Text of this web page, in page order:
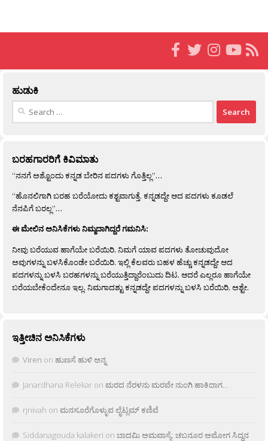
ಹುಡುಕಿ
Search
ಬರಹಗಾರರಿಗೆ ಕಿವಿಮಾತು
“ನನಗೆ ಅಶ್ಟೊಂದು ಕನ್ನಡ ಬೇರಿನ ಪದಗಳು ಗೊತ್ತಿಲ್ಲ”…
“ಹೊನಲಿಗಾಗಿ ಬರಹ ಬರೆಯೋದು ಕಶ್ಟವಾಗುತ್ತೆ. ಕನ್ನಡದ್ದೇ ಆದ ಪದಗಳು ಕೂಡಲೆ
ನೆನಪಿಗೆ ಬರಲ್ಲ”…
ಈ ಮೇಲಿನ ಅನಿಸಿಕೆಗಳು ನಿಮ್ಮದಾಗಿದ್ದರೆ ಗಮನಿಸಿ:
ನೀವು ಬರೆಯುವ ಹಾಗೆಯೇ ಬರೆಯಿರಿ. ನಿಮಗೆ ಯಾವ ಪದಗಳು ತೋಚುವುದೋ
ಅವುಗಳನ್ನು ಬಳಸಿಕೊಂಡೇ ಬರೆಯಿರಿ. ಇಲ್ಲಿ ಕೆಲವರು ಬಹಳ ಹೆಚ್ಚು ಕನ್ನಡದ್ದೇ ಆದ
ಪದಗಳನ್ನು ಬಳಸಿ ಬರಹಗಳನ್ನು ಬರೆಯುತ್ತಿದ್ದಾರೆಂಬುದು ದಿಟ. ಆದರೆ ಎಲ್ಲರೂ ಹಾಗೆಯೇ
ಬರೆಯಬೇಕೆಂದೇನೂ ಇಲ್ಲ. ನಿಮಗಾದಶ್ಟು ಕನ್ನಡದ್ದೇ ಪದಗಳನ್ನು ಬಳಸಿ ಬರೆಯಿರಿ, ಅಶ್ಟೇ.
ಇತ್ತೀಚಿನ ಅನಿಸಿಕೆಗಳು
Viren on ಹುಣಸೆ ಹುಳಿ ಅನ್ನ
Janardhana Relekar on ಮರದ ನೆರಳನು ಮರವೇ ನುಂಗಿ ಹಾಕಿದಾಗ…
rjnivah on ಮನಸೂರೆಗೊಳ್ಳುವ ಲೈಟ್ಲಮ್ ಕಣಿವೆ
Siddanagouda kalakeri on ಬಾದಮಿ ಅಮವಾಸ್ಯೆ: ಚಬನೂರ ಅಮೋಗ ಸಿದ್ದನ